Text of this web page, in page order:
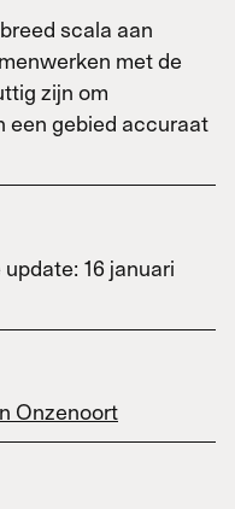
scala aan
met de
zijn om
een gebied accuraat
16 januari
Onzenoort